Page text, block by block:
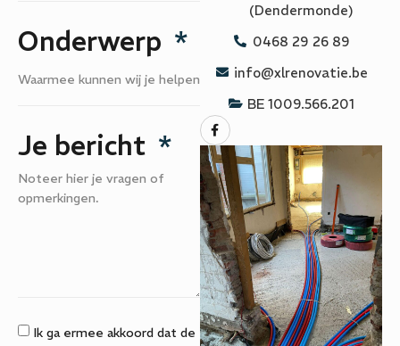
Onderwerp
Je bericht
Ik ga ermee akkoord dat de
(Dendermonde)
0468 29 26 89
info@xlrenovatie.be
BE 1009.566.201